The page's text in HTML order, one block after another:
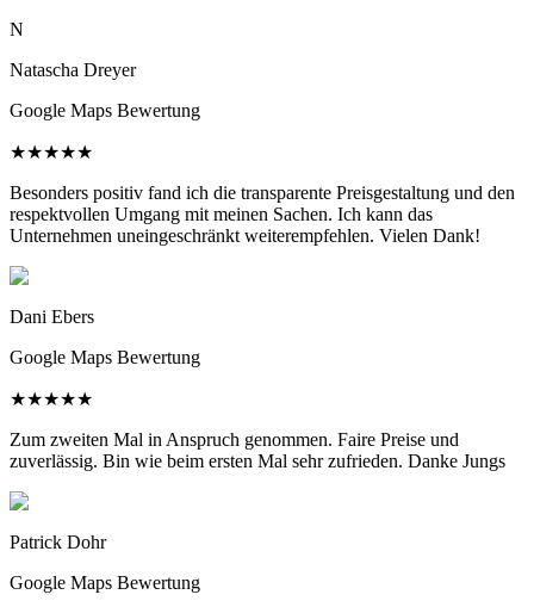
N
Natascha Dreyer
Google Maps Bewertung
★★★★★
Besonders positiv fand ich die transparente Preisgestaltung und den
respektvollen Umgang mit meinen Sachen. Ich kann das
Unternehmen uneingeschränkt weiterempfehlen. Vielen Dank!
Dani Ebers
Google Maps Bewertung
★★★★★
Zum zweiten Mal in Anspruch genommen. Faire Preise und
zuverlässig. Bin wie beim ersten Mal sehr zufrieden. Danke Jungs
Patrick Dohr
Google Maps Bewertung